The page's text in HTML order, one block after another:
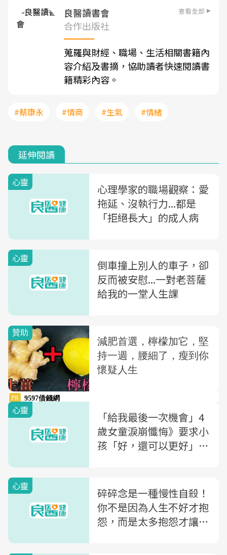
良醫讀書會 查看全部
合作出版社
蒐羅與財經、職場、生活相關書籍內
容介紹及書摘，協助讀者快速閱讀書
籍精彩內容。
#蔡康永 #情商 #生氣 #情緒
延伸閱讀
心靈
心理學家的職場觀察：愛
拖延、沒執行力...都是
「拒絕長大」的成人病
心靈
倒車撞上別人的車子，卻
反而被安慰...一對老菩薩
給我的一堂人生課
心靈
「給我最後一次機會」4
歲女童淚崩懺悔》要求小
孩「好，還可以更好」，
心靈
碎碎念是一種慢性自殺！
你不是因為人生不好才抱
怨，而是太多抱怨才讓你